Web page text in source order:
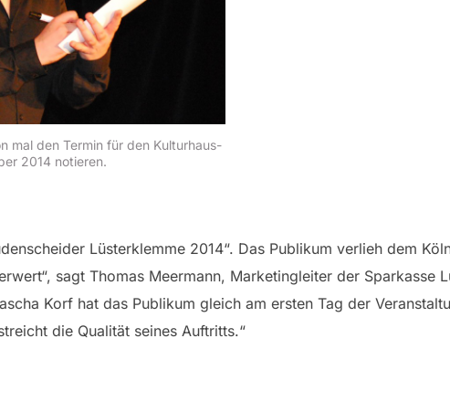
mal den Termin für den Kulturhaus-
2014 notieren.
Lüsterklemme 2014“. Das Publikum verlieh dem
sagt Thomas Meermann, Marketingleiter der Sparkasse
Korf hat das Publikum gleich am ersten Tag der
die Qualität seines Auftritts.“